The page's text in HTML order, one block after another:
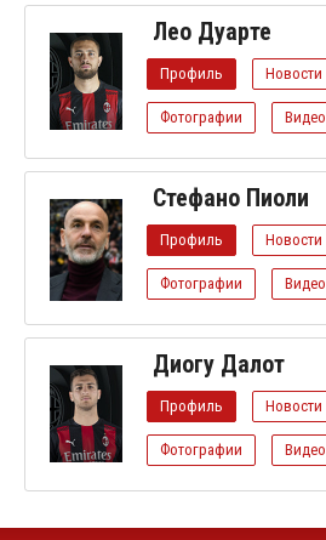
Лео Дуарте
Профиль Новости
Фотографии Видео
Стефано Пиоли
Профиль Новости
Фотографии Видео
Диогу Далот
Профиль Новости
Фотографии Видео